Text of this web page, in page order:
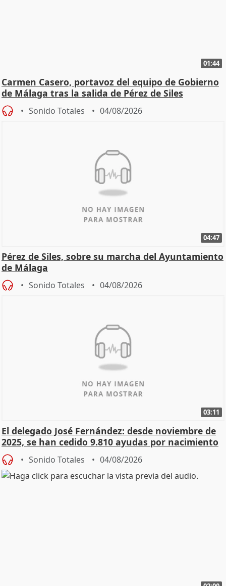
01:44
Carmen Casero, portavoz del equipo de Gobierno
de Málaga tras la salida de Pérez de Siles
Sonido Totales 04/08/2026
04:47
Pérez de Siles, sobre su marcha del Ayuntamiento
de Málaga
Sonido Totales 04/08/2026
03:11
El delegado José Fernández: desde noviembre de
2025, se han cedido 9.810 ayudas por nacimiento
Sonido Totales 04/08/2026